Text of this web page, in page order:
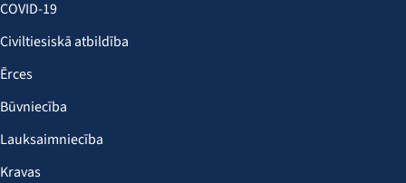
COVID-19
Civiltiesiskā atbildība
Ērces
Būvniecība
Lauksaimniecība
Kravas